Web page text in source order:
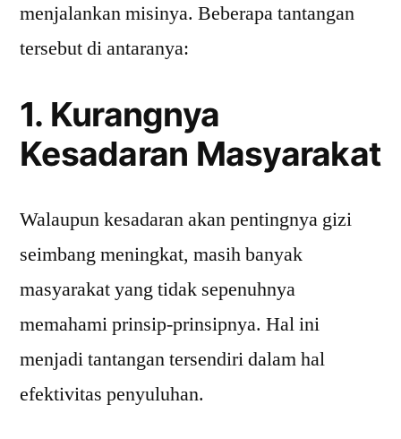
menjalankan misinya. Beberapa tantangan
tersebut di antaranya:
1. Kurangnya
Kesadaran Masyarakat
Walaupun kesadaran akan pentingnya gizi
seimbang meningkat, masih banyak
masyarakat yang tidak sepenuhnya
memahami prinsip-prinsipnya. Hal ini
menjadi tantangan tersendiri dalam hal
efektivitas penyuluhan.